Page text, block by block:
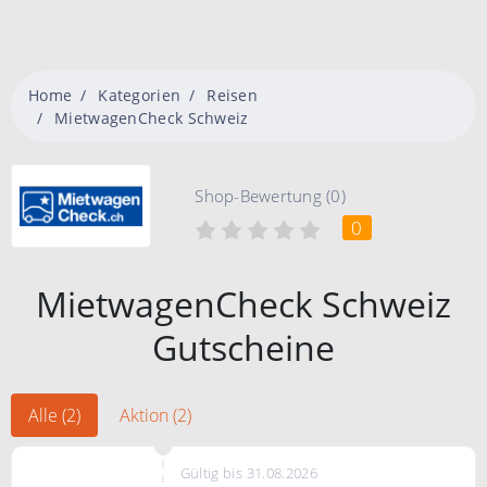
Home Kategorien
Reisen
MietwagenCheck Schweiz
Shop-Bewertung (0)
0
MietwagenCheck Schweiz
Gutscheine
Alle (2) Aktion (2)
Gültig bis 31.08.2026